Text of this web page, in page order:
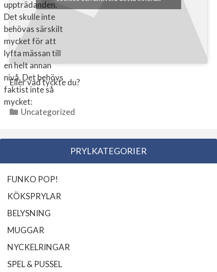
uppträdanden.
Det skulle inte
behövas särskilt
mycket för att
lyfta mässan till
en helt annan
nivå. Det behövs
faktist inte så
mycket:
Eller vad tyckte du?
Uncategorized
PRYLKATEGORIER
FUNKO POP!
KÖKSPRYLAR
BELYSNING
MUGGAR
NYCKELRINGAR
SPEL & PUSSEL